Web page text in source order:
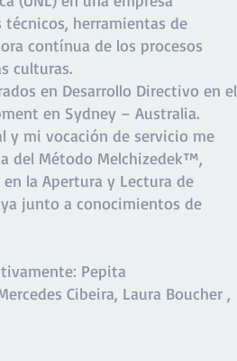
herramientas de
contínua de los procesos
culturas.
en Desarrollo Directivo en el
en Sydney – Australia.
y mi vocación de servicio me
del Método Melchizedek™,
la Apertura y Lectura de
junto a conocimientos de
Pepita
Cibeira, Laura Boucher ,